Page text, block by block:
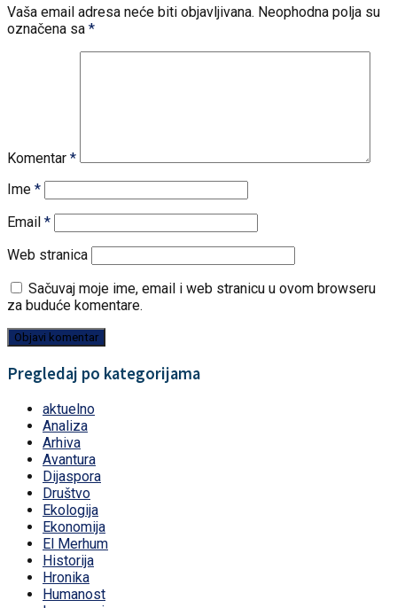
Vaša email adresa neće biti objavljivana. Neophodna polja su
označena sa *
Komentar *
Ime *
Email *
Web stranica
Sačuvaj moje ime, email i web stranicu u ovom browseru
za buduće komentare.
Pregledaj po kategorijama
aktuelno
Analiza
Arhiva
Avantura
Dijaspora
Društvo
Ekologija
Ekonomija
El Merhum
Historija
Hronika
Humanost